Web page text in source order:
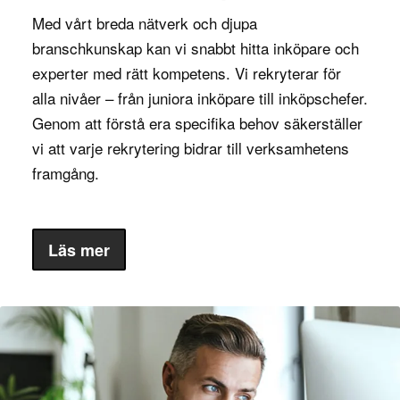
Vilka kvalifikationer och egenskaper
behövs?
För att lyckas som Category Manager krävs en
stark analytisk förmåga och erfarenhet av
strategiskt inköp eller leveranskedjehantering.
Ofta har Category Managers en utbildning inom
ekonomi, inköp, marknadsföring eller liknande
erfarenhet inom inköp eller produktutveckling.
Förmågan att tolka och analysera marknadsdata
beslut är avgörande för rollen.
Förhandlingsförmåga är en annan central
egenskap för en Category Manager, då en stor del
Med vårt breda nätverk och djupa
branschkunskap kan vi snabbt hitta inköpare och
experter med rätt kompetens. Vi rekryterar för
alla nivåer – från juniora inköpare till inköpschefer.
Genom att förstå era specifika behov säkerställer
vi att varje rekrytering bidrar till verksamhetens
framgång.
Läs mer